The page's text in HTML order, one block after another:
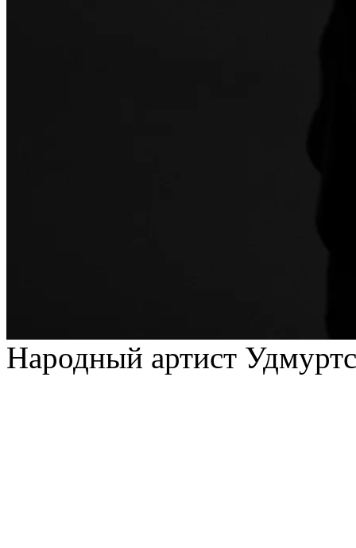
Народный артист